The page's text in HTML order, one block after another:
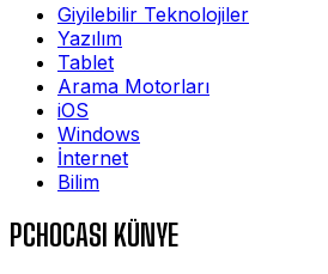
Giyilebilir Teknolojiler
Yazılım
Tablet
Arama Motorları
iOS
Windows
İnternet
Bilim
PCHOCASI KÜNYE